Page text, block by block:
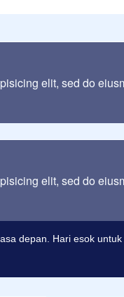
elit, sed do
elit, sed do
depan. Hari esok